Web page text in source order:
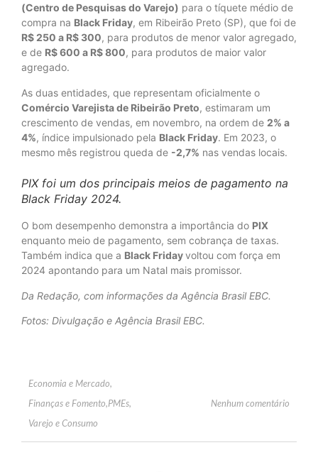
(Centro de Pesquisas do Varejo) para o tíquete médio de
compra na Black Friday, em Ribeirão Preto (SP), que foi de
R$ 250 a R$ 300, para produtos de menor valor agregado,
e de R$ 600 a R$ 800, para produtos de maior valor
agregado.
As duas entidades, que representam oficialmente o
Comércio Varejista de Ribeirão Preto, estimaram um
crescimento de vendas, em novembro, na ordem de 2% a
4%, índice impulsionado pela Black Friday. Em 2023, o
mesmo mês registrou queda de -2,7% nas vendas locais.
PIX foi um dos principais meios de pagamento na
Black Friday 2024.
O bom desempenho demonstra a importância do PIX
enquanto meio de pagamento, sem cobrança de taxas.
Também indica que a Black Fridayvoltou com força em
2024 apontando para um Natal mais promissor.
Da Redação, com informações da Agência Brasil EBC.
Fotos: Divulgação e Agência Brasil EBC.
Economia e Mercado,
Finanças e Fomento,PMEs,
Varejo e Consumo
Nenhum comentário